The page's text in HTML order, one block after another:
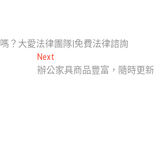
？‎大愛法律團隊|免費法律諮詢
NextNext
post:
辦公家具商品豐富，隨時更新